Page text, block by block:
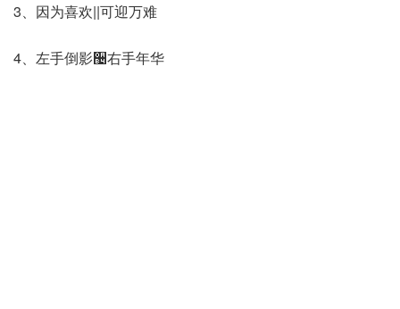
3、因为喜欢||可迎万难
4、左手倒影઴右手年华